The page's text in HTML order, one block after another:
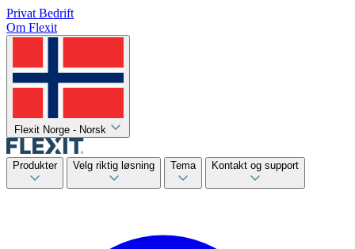
Privat Bedrift
Om Flexit
Flexit Norge - Norsk
Produkter Velg riktig løsning Tema Kontakt og support